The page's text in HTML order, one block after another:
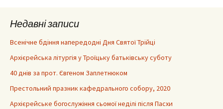
Недавні записи
Всенічне бдіння напередодні Дня Святої Трійці
Архієрейська літургія у Троїцьку батьківську суботу
40 днів за прот. Євгеном Заплетнюком
Престольний празник кафедрального собору, 2020
Архієрейське богослужіння сьомої неділі після Пасхи